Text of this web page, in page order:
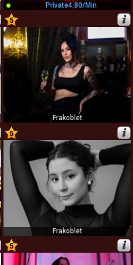
Private4.80/min
5
16
Frakoblet
5
18
Frakoblet
5